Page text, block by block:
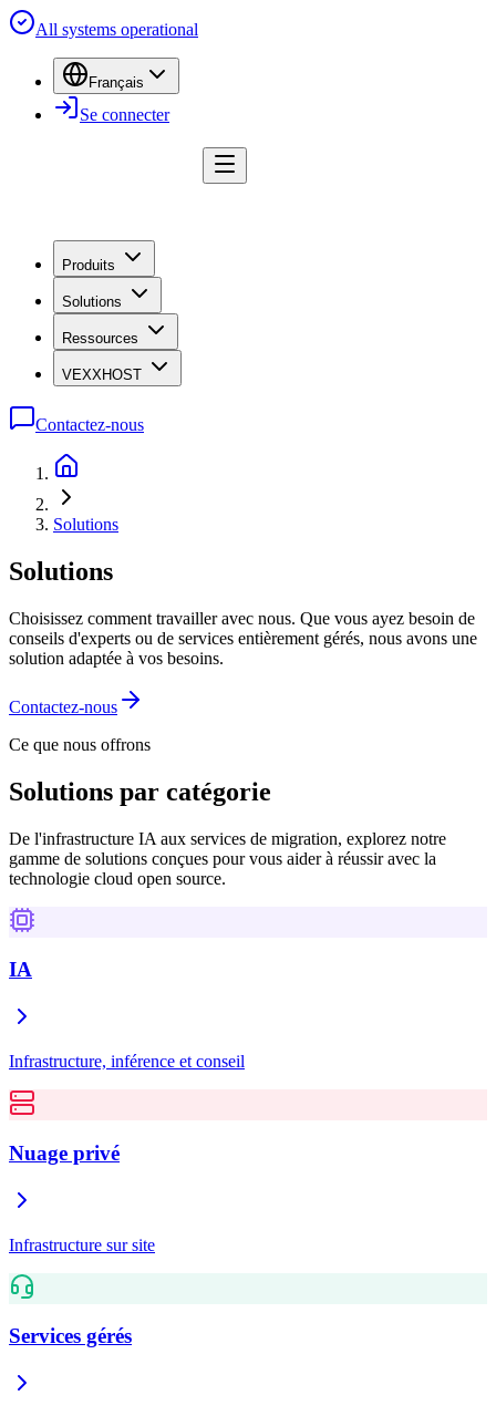
All systems operational
Français
Se connecter
Produits
Solutions
Ressources
VEXXHOST
Contactez-nous
Solutions
Solutions
Choisissez comment travailler avec nous. Que vous ayez besoin de
conseils d'experts ou de services entièrement gérés, nous avons une
solution adaptée à vos besoins.
Contactez-nous
Ce que nous offrons
Solutions par catégorie
De l'infrastructure IA aux services de migration, explorez notre
gamme de solutions conçues pour vous aider à réussir avec la
technologie cloud open source.
IA
Infrastructure, inférence et conseil
Nuage privé
Infrastructure sur site
Services gérés